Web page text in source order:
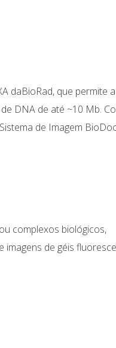
daBioRad, que permite a
DNA de até ~10 Mb.
de Imagem
complexos biológicos,
de géis